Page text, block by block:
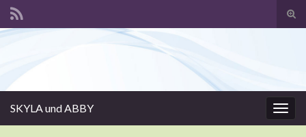
SKYLA und ABBY